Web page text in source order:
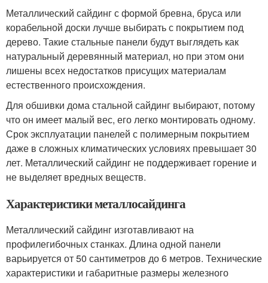
Металлический сайдинг с формой бревна, бруса или
корабельной доски лучше выбирать с покрытием под
дерево. Такие стальные панели будут выглядеть как
натуральный деревянный материал, но при этом они
лишены всех недостатков присущих материалам
естественного происхождения.
Для обшивки дома стальной сайдинг выбирают, потому
что он имеет малый вес, его легко монтировать одному.
Срок эксплуатации панелей с полимерным покрытием
даже в сложных климатических условиях превышает 30
лет. Металлический сайдинг не поддерживает горение и
не выделяет вредных веществ.
Характеристики металлосайдинга
Металлический сайдинг изготавливают на
профилегибочных станках. Длина одной панели
варьируется от 50 сантиметров до 6 метров. Технические
характеристики и габаритные размеры железного